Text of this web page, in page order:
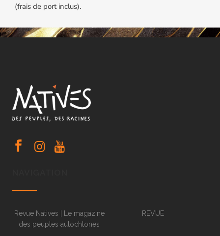
(frais de port inclus).
Revue Natives | Le magazine
des peuples autochtones
REVUE